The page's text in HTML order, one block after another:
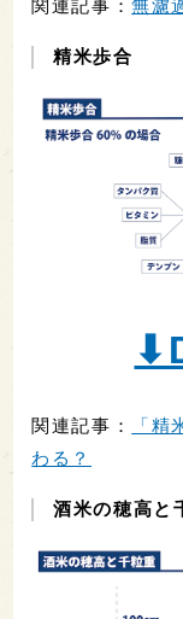
関連記事：無濾
精米歩合
関連記事：
「
わる？
酒米の穂高と